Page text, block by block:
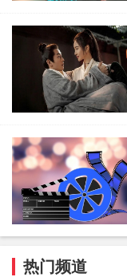
剧，时常出现在热
热门频道